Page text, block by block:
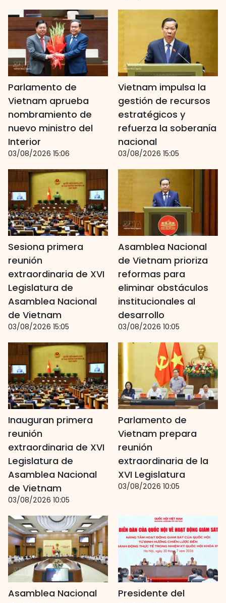
Parlamento de
Vietnam aprueba
nombramiento de
nuevo ministro del
Interior
03/08/2026 15:06
Vietnam impulsa la
gestión de recursos
estratégicos y
refuerza la soberanía
nacional
03/08/2026 15:05
Sesiona primera
reunión
extraordinaria de XVI
Legislatura de
Asamblea Nacional
de Vietnam
03/08/2026 15:05
Asamblea Nacional
de Vietnam prioriza
reformas para
eliminar obstáculos
institucionales al
desarrollo
03/08/2026 10:05
Inauguran primera
reunión
extraordinaria de XVI
Legislatura de
Asamblea Nacional
de Vietnam
03/08/2026 10:05
Parlamento de
Vietnam prepara
reunión
extraordinaria de la
XVI Legislatura
03/08/2026 10:05
Asamblea Nacional
Presidente del